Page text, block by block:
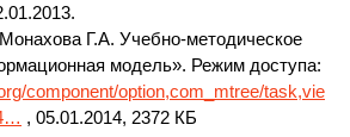
Г.А. Учебно-методическое
модель». Режим доступа:
component/option,com_mtree/task,vie
, 05.01.2014, 2372 КБ